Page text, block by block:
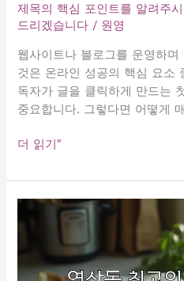
제목의 핵심 포인트를 알려주
드리겠습니다 / 원영
웹사이트나 블로그를 운영하
것은 온라인 성공의 핵심 요소
독자가 글을 클릭하게 만드는
중요합니다. 그렇다면 어떻게
물
입
니
제
더 읽기"